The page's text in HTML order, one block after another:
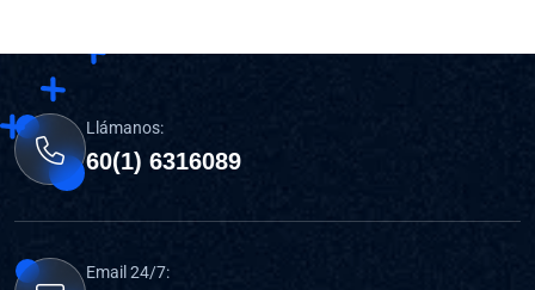
Llámanos:
60(1) 6316089
Email 24/7: